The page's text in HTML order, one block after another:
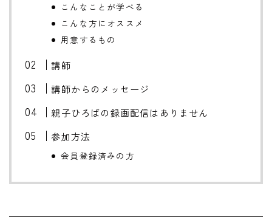
こんなことが学べる
こんな方にオススメ
用意するもの
講師
講師からのメッセージ
親子ひろばの録画配信はありません
参加方法
会員登録済みの方